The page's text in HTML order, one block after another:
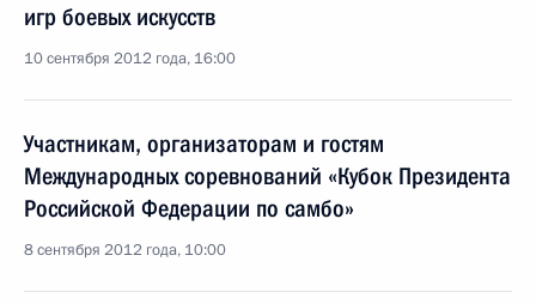
игр боевых искусств
10 сентября 2012 года, 16:00
Участникам, организаторам и гостям
Международных соревнований «Кубок Президента
Российской Федерации по самбо»
8 сентября 2012 года, 10:00